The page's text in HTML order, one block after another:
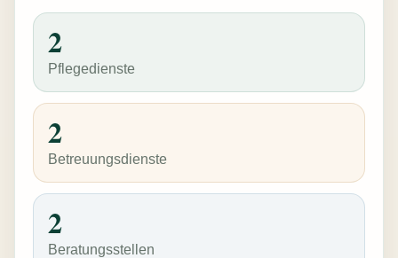
2
Pflegedienste
2
Betreuungsdienste
2
Beratungsstellen